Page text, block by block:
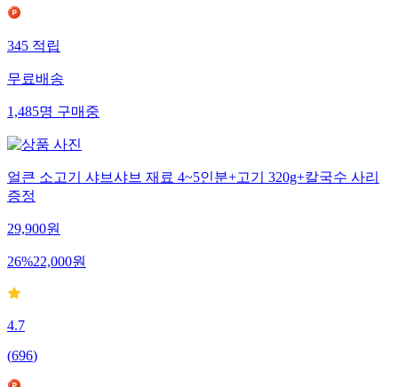
345 적립
무료배송
1,485명 구매중
얼큰 소고기 샤브샤브 재료 4~5인분+고기 320g+칼국수 사리
증정
29,900원
26%22,000원
4.7
(696)